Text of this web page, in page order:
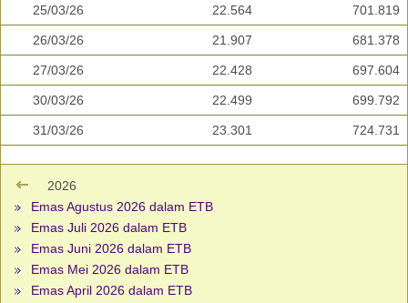
25/03/26 22.564 701.819
26/03/26 21.907 681.378
27/03/26 22.428 697.604
30/03/26 22.499 699.792
31/03/26 23.301 724.731
2026
Emas Agustus 2026 dalam ETB
Emas Juli 2026 dalam ETB
Emas Juni 2026 dalam ETB
Emas Mei 2026 dalam ETB
Emas April 2026 dalam ETB